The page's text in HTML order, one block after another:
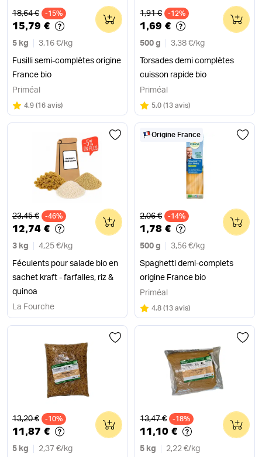
Ancien prix
18,64 € -15%
15,79 €
5 kg 3,16 €/ kg
Fusilli semi-complètes origine
France bio
0
Priméal
Note
4.9 sur 5
(16 avis)
Ancien prix
1,91 € -12%
1,69 €
500 g 3,38 €/ kg
Torsades demi complètes
cuisson rapide bio
0
Priméal
Note
5.0 sur 5
(13 avis)
Ancien prix
23,45 € -46%
12,74 €
3 kg 4,25 €/ kg
Féculents pour salade bio en
sachet kraft - farfalles, riz &
quinoa
0
La Fourche
Origine France
Ancien prix
2,06 € -14%
1,78 €
500 g 3,56 €/ kg
Spaghetti demi-complets
origine France bio
0
Priméal
Note
4.8 sur 5
(13 avis)
Ancien prix
13,20 € -10%
11,87 €
5 kg 2,37 €/ kg
0 Ancien prix
13,47 € -18%
11,10 €
5 kg 2,22 €/ kg
0